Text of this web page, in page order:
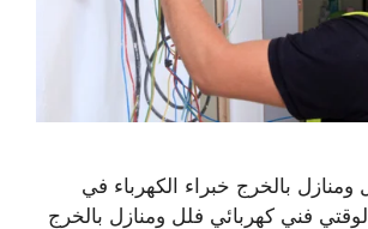
ومنازل بالخرج خبراء الكهرباء في
فني كهربائي فلل ومنازل بالخرج